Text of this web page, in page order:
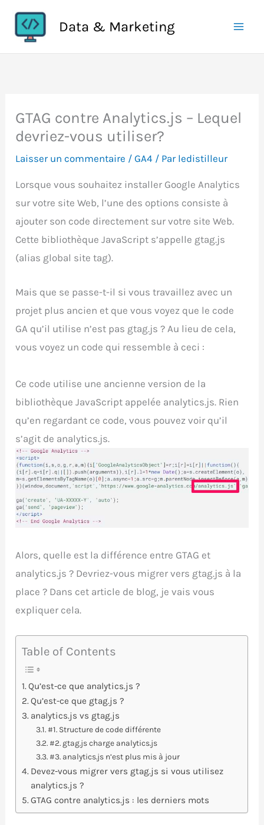
contenu
Data & Marketing
GTAG contre Analytics.js – Lequel
devriez-vous utiliser?
Laisser un commentaire /GA4 / Par ledistilleur
Lorsque vous souhaitez installer Google Analytics
sur votre site Web, l’une des options consiste à
ajouter son code directement sur votre site Web.
Cette bibliothèque JavaScript s’appelle gtag.js
(alias global site tag).
Mais que se passe-t-il si vous travaillez avec un
projet plus ancien et que vous voyez que le code
GA qu’il utilise n’est pas gtag.js ? Au lieu de cela,
vous voyez un code qui ressemble à ceci :
Ce code utilise une ancienne version de la
bibliothèque JavaScript appelée analytics.js. Rien
qu’en regardant ce code, vous pouvez voir qu’il
s’agit de analytics.js.
Alors, quelle est la différence entre GTAG et
analytics.js ? Devriez-vous migrer vers gtag.js à la
place ? Dans cet article de blog, je vais vous
expliquer cela.
Table of Contents
Qu’est-ce que analytics.js ?
Qu’est-ce que gtag.js ?
analytics.js vs gtag.js
#1. Structure de code différente
#2. gtag.js charge analytics.js
#3. analytics.js n’est plus mis à jour
Devez-vous migrer vers gtag.js si vous utilisez
analytics.js ?
GTAG contre analytics.js : les derniers mots